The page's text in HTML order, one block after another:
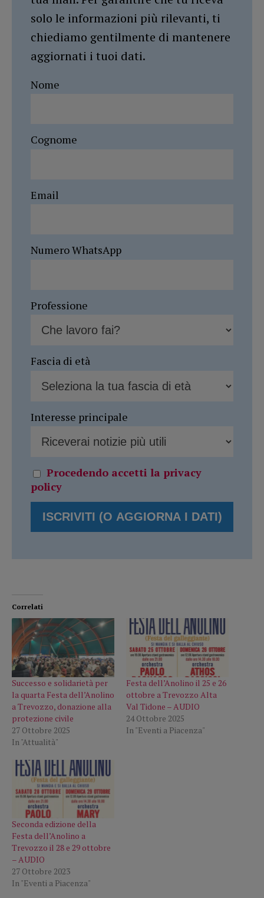
solo le informazioni più rilevanti, ti
chiediamo gentilmente di mantenere
aggiornati i tuoi dati.
Nome
Cognome
Email
Numero WhatsApp
Professione
Fascia di età
Interesse principale
Procedendo accetti la privacy
policy
Correlati
Successo e solidarietà per
la quarta Festa dell’Anolino
a Trevozzo, donazione alla
protezione civile
27 Ottobre 2025
In "Attualità"
Festa dell’Anolino il 25 e 26
ottobre a Trevozzo Alta
Val Tidone – AUDIO
24 Ottobre 2025
In "Eventi a Piacenza"
Seconda edizione della
Festa dell’Anolino a
Trevozzo il 28 e 29 ottobre
– AUDIO
27 Ottobre 2023
In "Eventi a Piacenza"